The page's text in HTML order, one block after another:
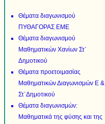
Θέματα διαγωνισμού
ΠΥΘΑΓΟΡΑΣ ΕΜΕ
Θέματα διαγωνισμού
Μαθηματικών Χανίων Στ΄
Δημοτικού
Θέματα προετοιμασίας
Μαθηματικών Διαγωνισμών Ε &
Στ΄Δημοτικού
Θέματα διαγωνισμών:
Μαθηματικά της φύσης και της